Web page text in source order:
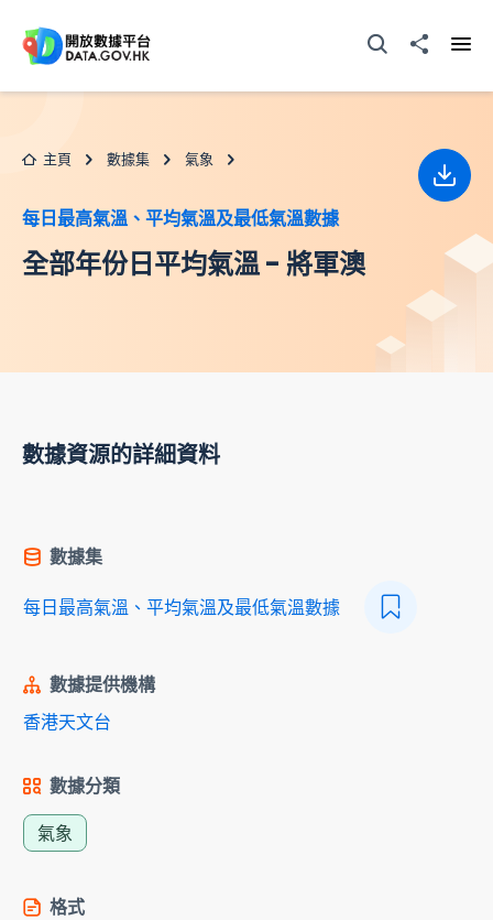
打開搜尋器分享至
主頁 數據集 氣象
每日最高氣溫、平均氣溫及最低氣溫數據
全部年份日平均氣溫 - 將軍澳
下載
數據資源的詳細資料
數據集
每日最高氣溫、平均氣溫及最低氣溫數據
數據提供機構
香港天文台
數據分類
氣象
格式